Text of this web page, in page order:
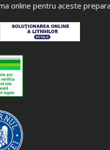
online pentru aceste